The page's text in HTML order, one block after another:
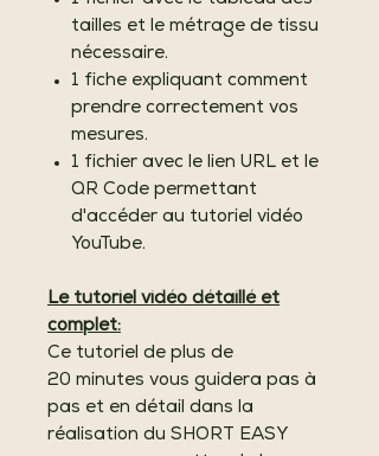
tailles et le métrage de tissu
nécessaire.
1 fiche expliquant comment
prendre correctement vos
mesures.
1 fichier avec le lien URL et le
QR Code permettant
d'accéder au tutoriel vidéo
YouTube.
Le tutoriel vidéo détaillé et
complet:
Ce tutoriel de plus de
20 minutes vous guidera pas à
pas et en détail dans la
réalisation du SHORT EASY